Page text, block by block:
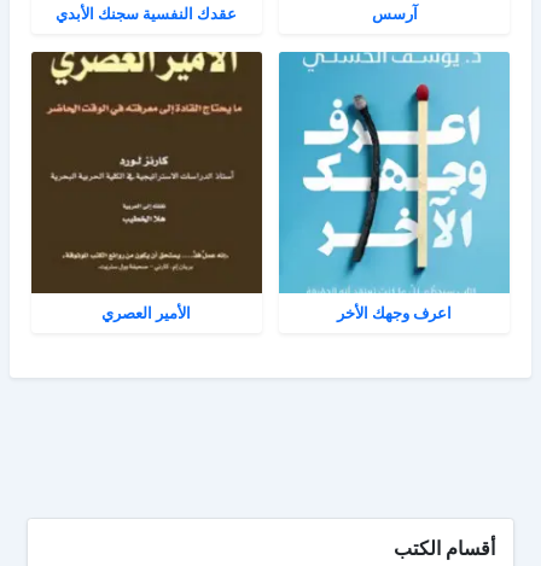
آرسس عقدك النفسية سجنك الأبدي
اعرف وجهك الأخر الأمير العصري
أقسام الكتب